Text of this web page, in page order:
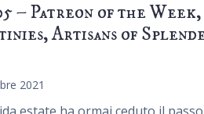
– Patreon of the
Artisans of
2021